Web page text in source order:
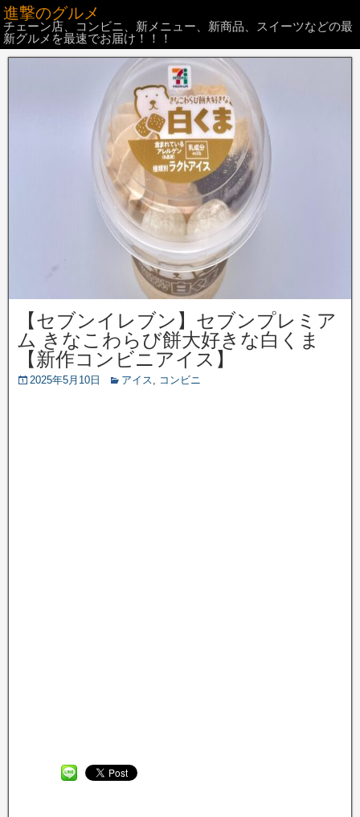
進撃のグルメ
チェーン店、コンビニ、新メニュー、新商品、スイーツなどの最
新グルメを最速でお届け！！！
【セブンイレブン】セブンプレミア
ム きなこわらび餅大好きな白くま
【新作コンビニアイス】
2025年5月10日 アイス, コンビニ